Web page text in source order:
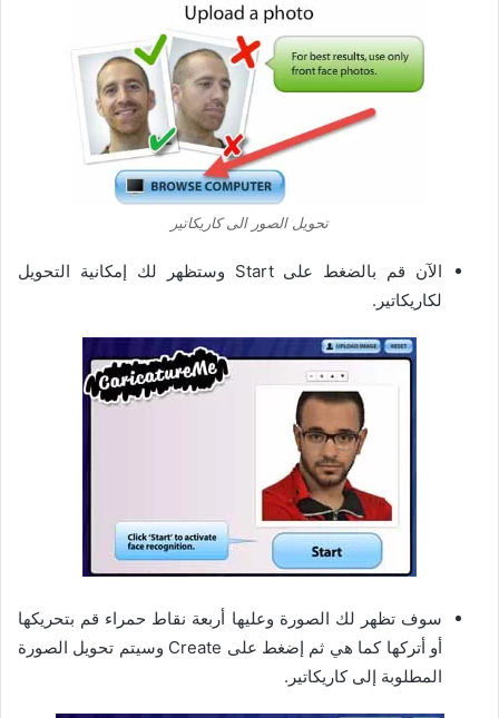
تحويل الصور الى كاريكاتير
الآن قم بالضغط على Start وستظهر لك إمكانية التحويل
لكاريكاتير.
سوف تظهر لك الصورة وعليها أربعة نقاط حمراء قم بتحريكها
أو أتركها كما هي ثم إضغط على Create وسيتم تحويل الصورة
المطلوبة إلى كاريكاتير.